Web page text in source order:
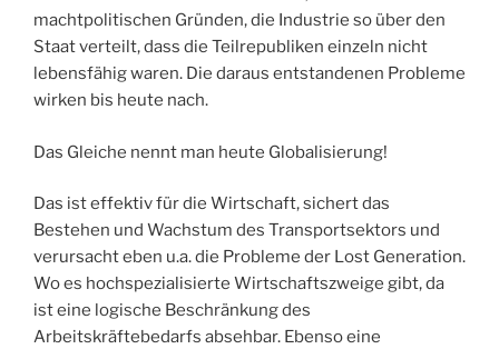
machtpolitischen Gründen, die Industrie so über den
Staat verteilt, dass die Teilrepubliken einzeln nicht
lebensfähig waren. Die daraus entstandenen Probleme
wirken bis heute nach.
Das Gleiche nennt man heute Globalisierung!
Das ist effektiv für die Wirtschaft, sichert das
Bestehen und Wachstum des Transportsektors und
verursacht eben u.a. die Probleme der Lost Generation.
Wo es hochspezialisierte Wirtschaftszweige gibt, da
ist eine logische Beschränkung des
Arbeitskräftebedarfs absehbar. Ebenso eine